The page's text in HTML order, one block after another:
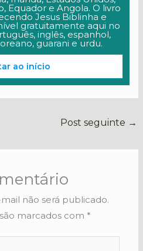
Equador e Angola. O livro
Jesus Biblinha e
gratuitamente aqui no
inglês, espanhol,
guarani e urdu.
ao início
Post seguinte →
não será publicado.
marcados com *